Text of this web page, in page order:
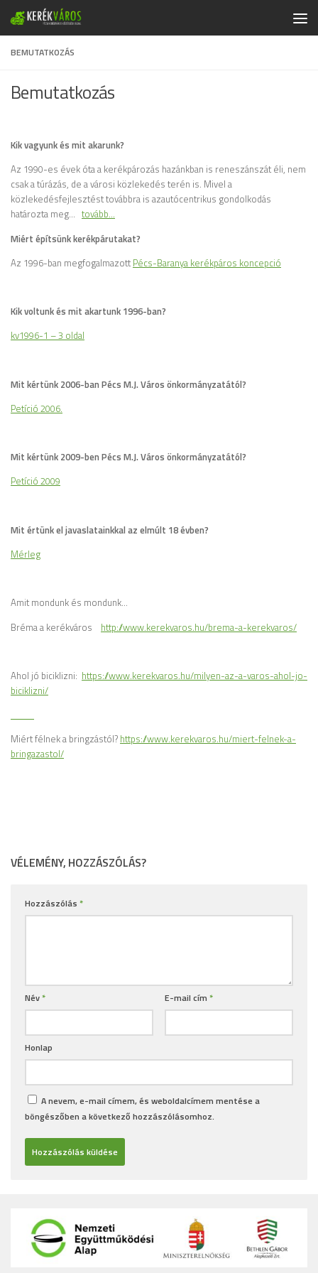
Skip to content
BEMUTATKOZÁS
Bemutatkozás
Kik vagyunk és mit akarunk?
Az 1990-es évek óta a kerékpározás hazánkban is reneszánszát éli, nem
csak a túrázás, de a városi közlekedés terén is. Mivel a
közlekedésfejlesztést továbbra is azautócentrikus gondolkodás
határozta meg… tovább…
Miért építsünk kerékpárutakat?
Az 1996-ban megfogalmazott Pécs-Baranya kerékpáros koncepció
Kik voltunk és mit akartunk 1996-ban?
kv1996-1 – 3 oldal
Mit kértünk 2006-ban Pécs M.J. Város önkormányzatától?
Petíció 2006.
Mit kértünk 2009-ben Pécs M.J. Város önkormányzatától?
Petíció 2009
Mit értünk el javaslatainkkal az elmúlt 18 évben?
Mérleg
Amit mondunk és mondunk…
Bréma a kerékváros http://www.kerekvaros.hu/brema-a-kerekvaros/
Ahol jó biciklizni: https://www.kerekvaros.hu/milyen-az-a-varos-ahol-jo-
biciklizni/
Miért félnek a bringzástól? https://www.kerekvaros.hu/miert-felnek-a-
bringazastol/
VÉLEMÉNY, HOZZÁSZÓLÁS?
Hozzászólás *
Név* E-mail cím *
Honlap
A nevem, e-mail címem, és weboldalcímem mentése a
böngészőben a következő hozzászólásomhoz.